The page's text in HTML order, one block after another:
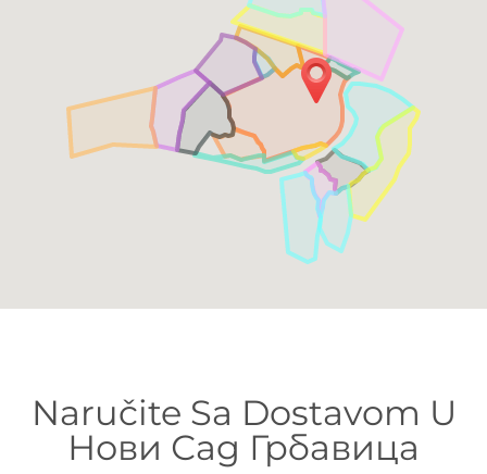
Naručite Sa Dostavom U
Нови Сад Грбавица